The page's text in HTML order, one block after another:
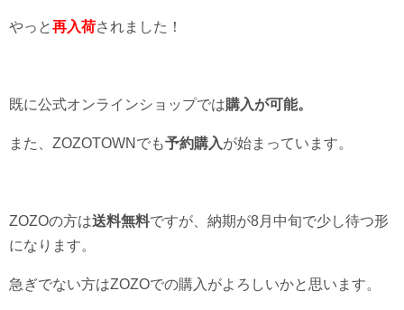
やっと再入荷されました！
既に公式オンラインショップでは購入が可能。
また、ZOZOTOWNでも予約購入が始まっています。
ZOZOの方は送料無料ですが、納期が8月中旬で少し待つ形
になります。
急ぎでない方はZOZOでの購入がよろしいかと思います。